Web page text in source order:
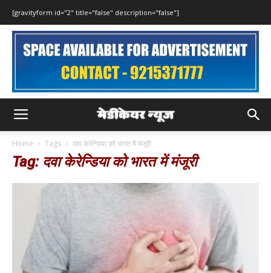
[gravityform id="2" title="false" description="false"]
Home Tags दवा केरेन्डिया को भारत में मंजूरी
Tag: दवा केरेन्डिया को भारत में मंजूरी